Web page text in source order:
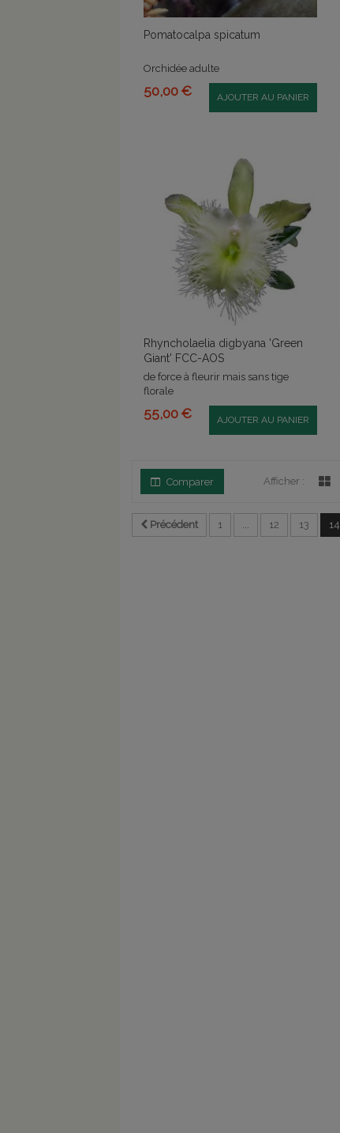
Pomatocalpa spicatum
Orchidée adulte
50,00 € AJOUTER AU PANIER
Rhyncholaelia digbyana 'Green
Giant' FCC-AOS
de force à fleurir mais sans tige
florale
55,00 € AJOUTER AU PANIER
Comparer Afficher :
Précédent 1 ... 12 13 14